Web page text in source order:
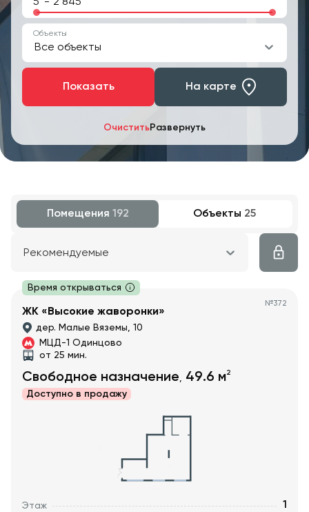
ОчиститьРазвернуть
Объекты
Все объекты
Показать На карте
Помещения 192 Объекты 25
Рекомендуемые
Время открываться
№372
ЖК «Высокие жаворонки»
дер. Малые Вяземы, 10
МЦД-1 Одинцово
от 25 мин.
Свободное назначение, 49.6 м2
Доступно в продажу
Этаж 1